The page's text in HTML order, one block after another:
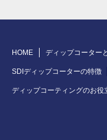
HOME ディップコーター
SDIディップコーターの特徴
ディップコーティングのお役